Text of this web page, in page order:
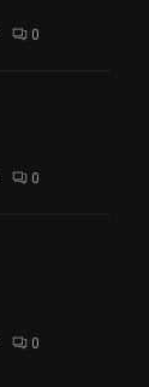
0
0
0